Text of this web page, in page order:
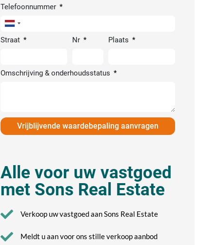
Telefoonnummer
Netherlands
+31
Straat Nr Plaats
Omschrijving & onderhoudsstatus
Vrijblijvende waardebepaling aanvragen
Alle voor uw vastgoed
met Sons Real Estate
Verkoop uw vastgoed aan Sons Real Estate
Meldt u aan voor ons stille verkoop aanbod